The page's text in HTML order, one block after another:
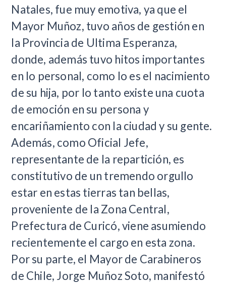
Natales, fue muy emotiva, ya que el
Mayor Muñoz, tuvo años de gestión en
la Provincia de Ultima Esperanza,
donde, además tuvo hitos importantes
en lo personal, como lo es el nacimiento
de su hija, por lo tanto existe una cuota
de emoción en su persona y
encariñamiento con la ciudad y su gente.
Además, como Oficial Jefe,
representante de la repartición, es
constitutivo de un tremendo orgullo
estar en estas tierras tan bellas,
proveniente de la Zona Central,
Prefectura de Curicó, viene asumiendo
recientemente el cargo en esta zona.
Por su parte, el Mayor de Carabineros
de Chile, Jorge Muñoz Soto, manifestó